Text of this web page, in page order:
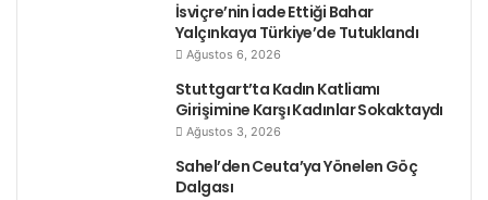
İsviçre’nin İade Ettiği Bahar
Yalçınkaya Türkiye’de Tutuklandı
Ağustos 6, 2026
Stuttgart’ta Kadın Katliamı
Girişimine Karşı Kadınlar Sokaktaydı
Ağustos 3, 2026
Sahel’den Ceuta’ya Yönelen Göç
Dalgası